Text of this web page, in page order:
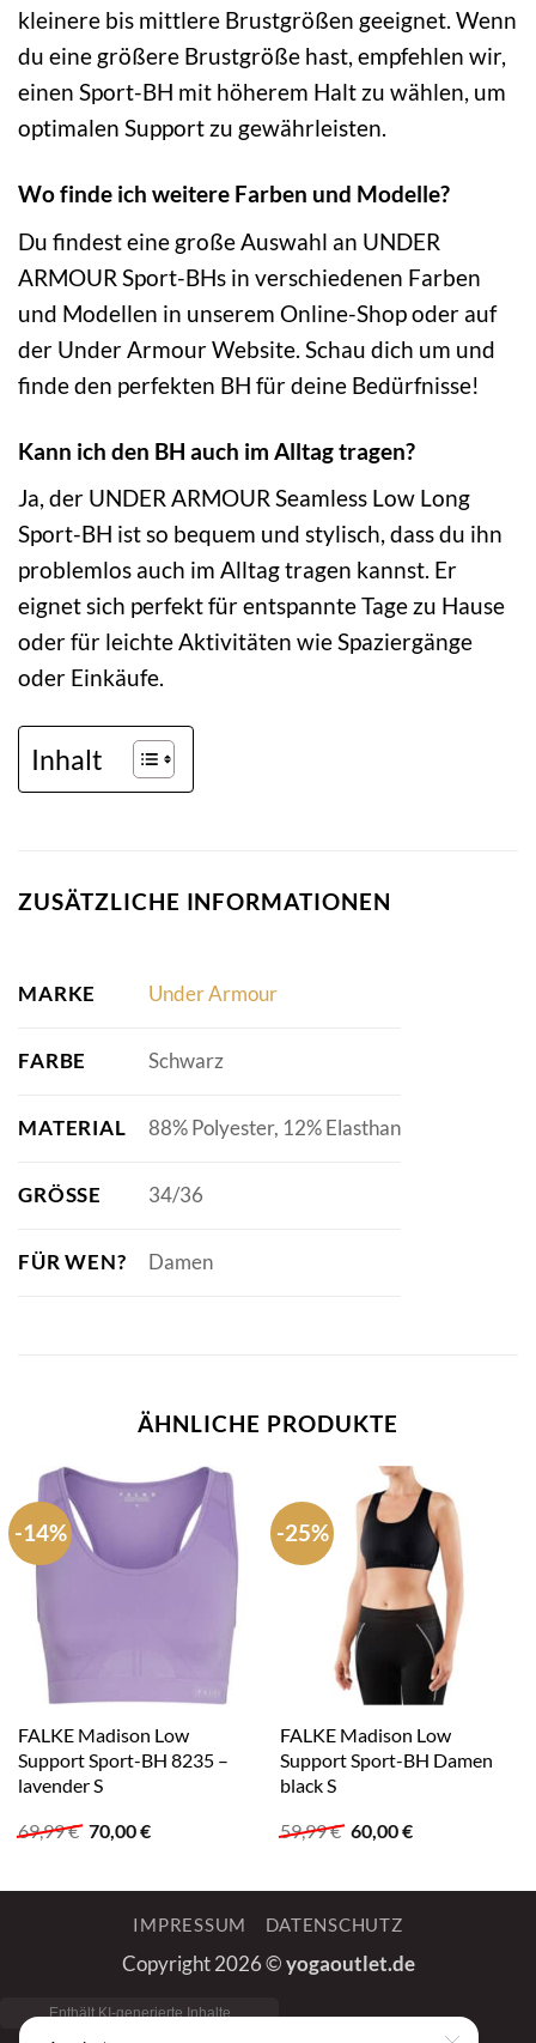
kleinere bis mittlere Brustgrößen geeignet. Wenn
du eine größere Brustgröße hast, empfehlen wir,
einen Sport-BH mit höherem Halt zu wählen, um
optimalen Support zu gewährleisten.
Wo finde ich weitere Farben und Modelle?
Du findest eine große Auswahl an UNDER
ARMOUR Sport-BHs in verschiedenen Farben
und Modellen in unserem Online-Shop oder auf
der Under Armour Website. Schau dich um und
finde den perfekten BH für deine Bedürfnisse!
Kann ich den BH auch im Alltag tragen?
Ja, der UNDER ARMOUR Seamless Low Long
Sport-BH ist so bequem und stylisch, dass du ihn
problemlos auch im Alltag tragen kannst. Er
eignet sich perfekt für entspannte Tage zu Hause
oder für leichte Aktivitäten wie Spaziergänge
oder Einkäufe.
Inhalt
ZUSÄTZLICHE INFORMATIONEN
MARKE Under Armour
FARBE Schwarz
MATERIAL 88% Polyester, 12% Elasthan
GRÖSSE 34/36
FÜR WEN? Damen
ÄHNLICHE PRODUKTE
-14%
FALKE Madison Low
Support Sport-BH 8235 –
lavender S
69,99€ Ursprünglicher
Preis
69,99 €
70,00€Aktueller
70,00 €.
-25%
FALKE Madison Low
Support Sport-BH Damen
black S
59,99€ Ursprünglicher
Preis
59,99 €
60,00€Aktueller
60,00 €.
IMPRESSUM DATENSCHUTZ
Copyright 2026 ©yogaoutlet.de